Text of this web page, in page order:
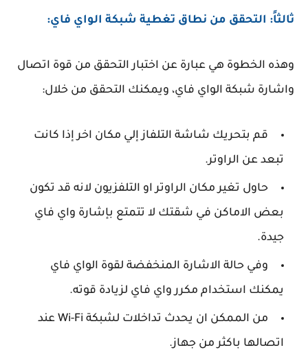
ثالثاً: التحقق من نطاق تغطية شبكة الواي فاي:
وهذه الخطوة هي عبارة عن اختبار التحقق من قوة اتصال
واشارة شبكة الواي فاي، ويمكنك التحقق من خلال:
قم بتحريك شاشة التلفاز إلي مكان اخر إذا كانت
تبعد عن الراوتر.
حاول تغير مكان الراوتر او التلفزيون لانه قد تكون
بعض الاماكن في شقتك لا تتمتع بإشارة واي فاي
جيدة.
وفي حالة الاشارة المنخفضة لقوة الواي فاي
يمكنك استخدام مكرر واي فاي لزيادة قوته.
من الممكن ان يحدث تداخلات لشبكة Wi-Fi عند
اتصالها باكثر من جهاز.